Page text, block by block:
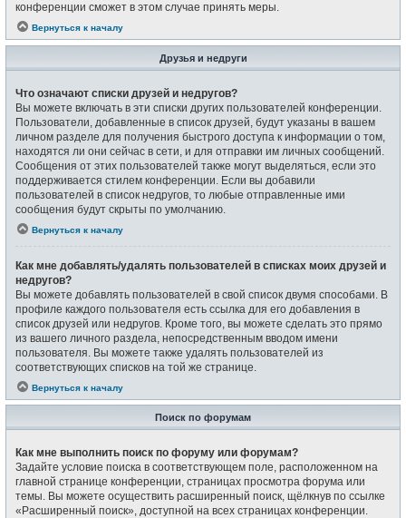
конференции сможет в этом случае принять меры.
Вернуться к началу
Друзья и недруги
Что означают списки друзей и недругов?
Вы можете включать в эти списки других пользователей конференции.
Пользователи, добавленные в список друзей, будут указаны в вашем
личном разделе для получения быстрого доступа к информации о том,
находятся ли они сейчас в сети, и для отправки им личных сообщений.
Сообщения от этих пользователей также могут выделяться, если это
поддерживается стилем конференции. Если вы добавили
пользователей в список недругов, то любые отправленные ими
сообщения будут скрыты по умолчанию.
Вернуться к началу
Как мне добавлять/удалять пользователей в списках моих друзей и
недругов?
Вы можете добавлять пользователей в свой список двумя способами. В
профиле каждого пользователя есть ссылка для его добавления в
список друзей или недругов. Кроме того, вы можете сделать это прямо
из вашего личного раздела, непосредственным вводом имени
пользователя. Вы можете также удалять пользователей из
соответствующих списков на той же странице.
Вернуться к началу
Поиск по форумам
Как мне выполнить поиск по форуму или форумам?
Задайте условие поиска в соответствующем поле, расположенном на
главной странице конференции, страницах просмотра форума или
темы. Вы можете осуществить расширенный поиск, щёлкнув по ссылке
«Расширенный поиск», доступной на всех страницах конференции.